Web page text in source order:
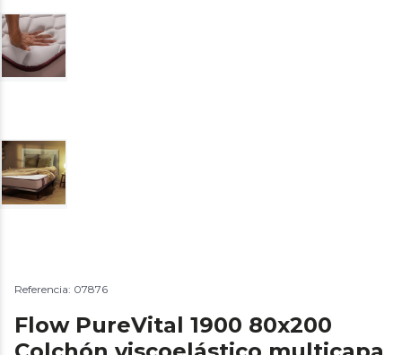
Referencia: 07876
Flow PureVital 1900 80x200